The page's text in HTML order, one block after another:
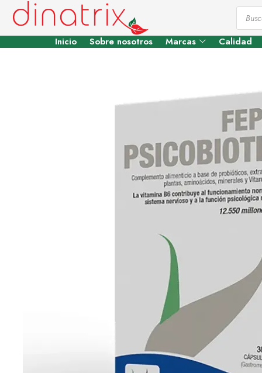
Inicio Sobre nosotros Marcas Calidad